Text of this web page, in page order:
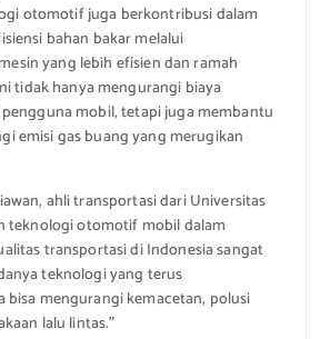
otomotif juga berkontribusi dalam
bahan bakar melalui
yang lebih efisien dan ramah
tidak hanya mengurangi biaya
mobil, tetapi juga membantu
emisi gas buang yang merugikan
ahli transportasi dari Universitas
teknologi otomotif mobil dalam
transportasi di Indonesia sangat
teknologi yang terus
bisa mengurangi kemacetan, polusi
lalu lintas.”